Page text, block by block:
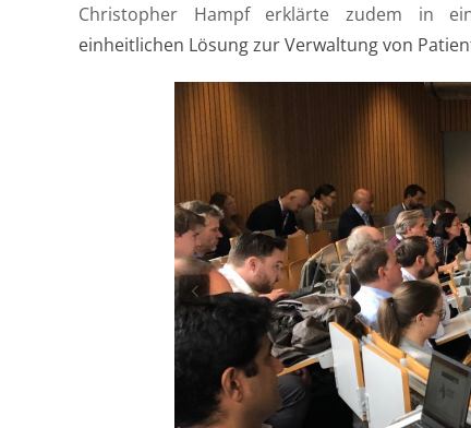
Christopher Hampf erklärte zudem in
einheitlichen Lösung zur Verwaltung von